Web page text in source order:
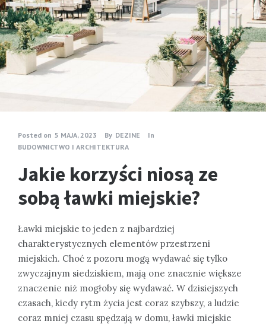
Posted on 5 MAJA, 2023 By DEZINE
In
BUDOWNICTWO I ARCHITEKTURA
Jakie korzyści niosą ze
sobą ławki miejskie?
Ławki miejskie to jeden z najbardziej
charakterystycznych elementów przestrzeni
miejskich. Choć z pozoru mogą wydawać się tylko
zwyczajnym siedziskiem, mają one znacznie większe
znaczenie niż mogłoby się wydawać. W dzisiejszych
czasach, kiedy rytm życia jest coraz szybszy, a ludzie
coraz mniej czasu spędzają w domu, ławki miejskie